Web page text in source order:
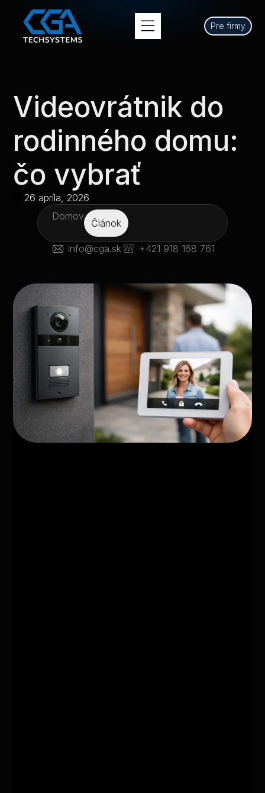
Pre firmy
Videovrátnik do
rodinného domu:
čo vybrať
26 apríla, 2026
Domov
Článok
info@cga.sk +421 918 168 761